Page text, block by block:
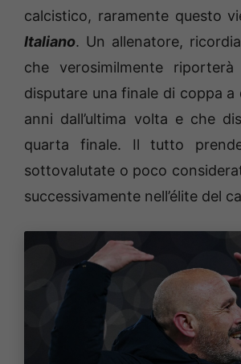
calcistico, raramente questo
Italiano. Un allenatore,
che verosimilmente
disputare una finale di coppa a
anni dall’ultima volta e che
quarta finale. Il tutto
sottovalutate o poco
successivamente nell’élite del